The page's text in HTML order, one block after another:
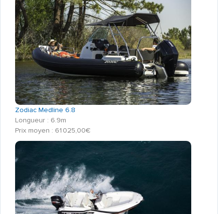
Zodiac Medline 6.8
Longueur : 6.9m
Prix moyen : 61 025,00€